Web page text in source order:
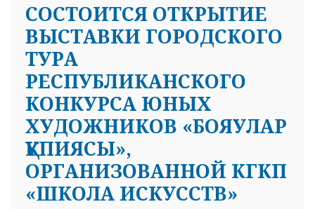
СОСТОИТСЯ ОТКРЫТИЕ
ВЫСТАВКИ ГОРОДСКОГО
ТУРА
РЕСПУБЛИКАНСКОГО
КОНКУРСА ЮНЫХ
ХУДОЖНИКОВ «БОЯУЛАР
ҚҰПИЯСЫ»,
ОРГАНИЗОВАННОЙ КГКП
«ШКОЛА ИСКУССТВ»